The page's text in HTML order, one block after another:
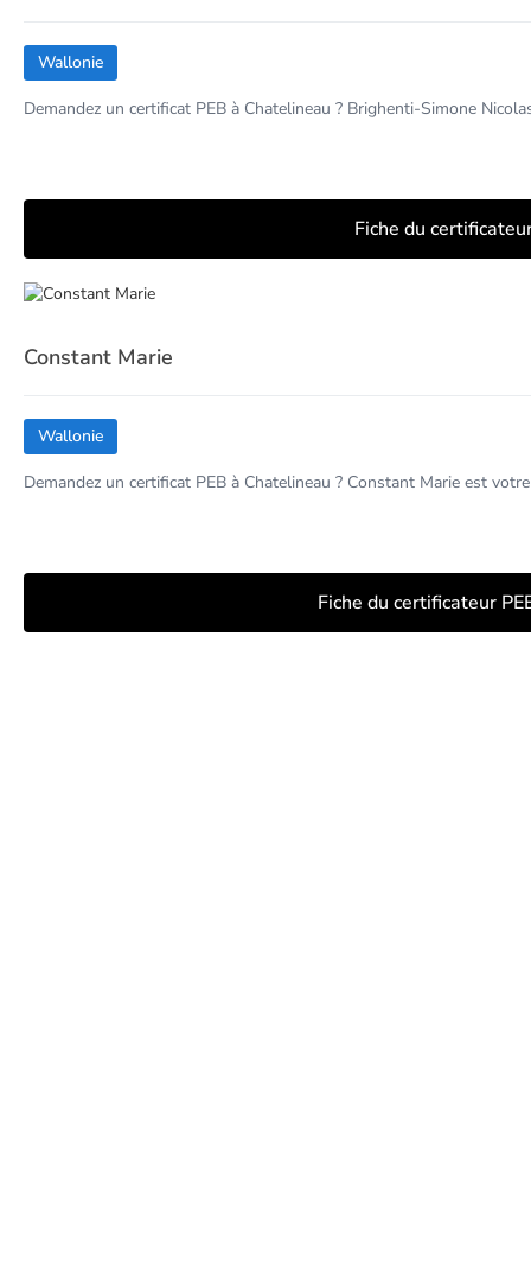
Wallonie
Demandez un certificat PEB à Chatelineau ? Brighenti-Simone
Fiche du
Constant Marie
Wallonie
Demandez un certificat PEB à Chatelineau ? Constant Marie est
Fiche du certificateur